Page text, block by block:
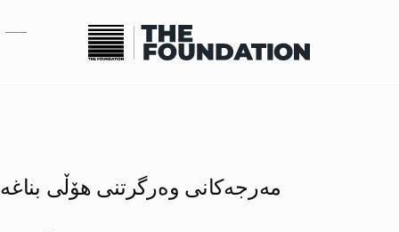
مەرجەکانی وەرگرتنی هۆڵی بناغه